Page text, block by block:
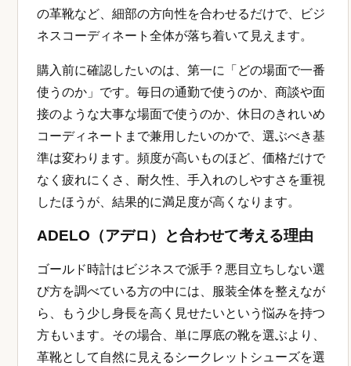
の革靴など、細部の方向性を合わせるだけで、ビジ
ネスコーディネート全体が落ち着いて見えます。
購入前に確認したいのは、第一に「どの場面で一番
使うのか」です。毎日の通勤で使うのか、商談や面
接のような大事な場面で使うのか、休日のきれいめ
コーディネートまで兼用したいのかで、選ぶべき基
準は変わります。頻度が高いものほど、価格だけで
なく疲れにくさ、耐久性、手入れのしやすさを重視
したほうが、結果的に満足度が高くなります。
ADELO（アデロ）と合わせて考える理由
ゴールド時計はビジネスで派手？悪目立ちしない選
び方を調べている方の中には、服装全体を整えなが
ら、もう少し身長を高く見せたいという悩みを持つ
方もいます。その場合、単に厚底の靴を選ぶより、
革靴として自然に見えるシークレットシューズを選